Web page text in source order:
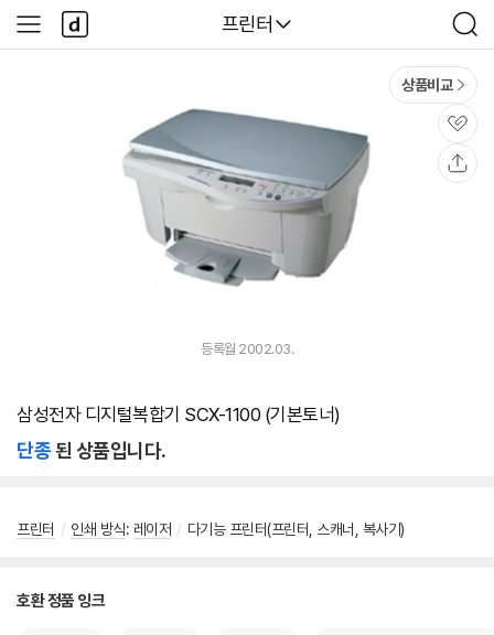
다나와
프린터
검
색
사
이
다
나
와
상품비교
관
심
등록월 2002.03.
삼성전자 디지털복합기 SCX-1100 (기본토너)
단종된 상품입니다.
프린터 / 인쇄 방식: 레이저 / 다기능 프린터(프린터, 스캐너, 복사기)
호환 정품 잉크